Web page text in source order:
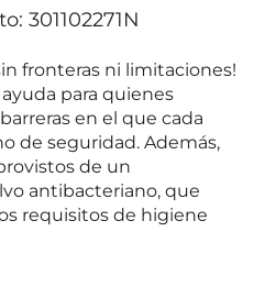
301102271N
fronteras ni limitaciones!
para quienes
en el que cada
de seguridad. Además,
de un
antibacteriano, que
requisitos de higiene